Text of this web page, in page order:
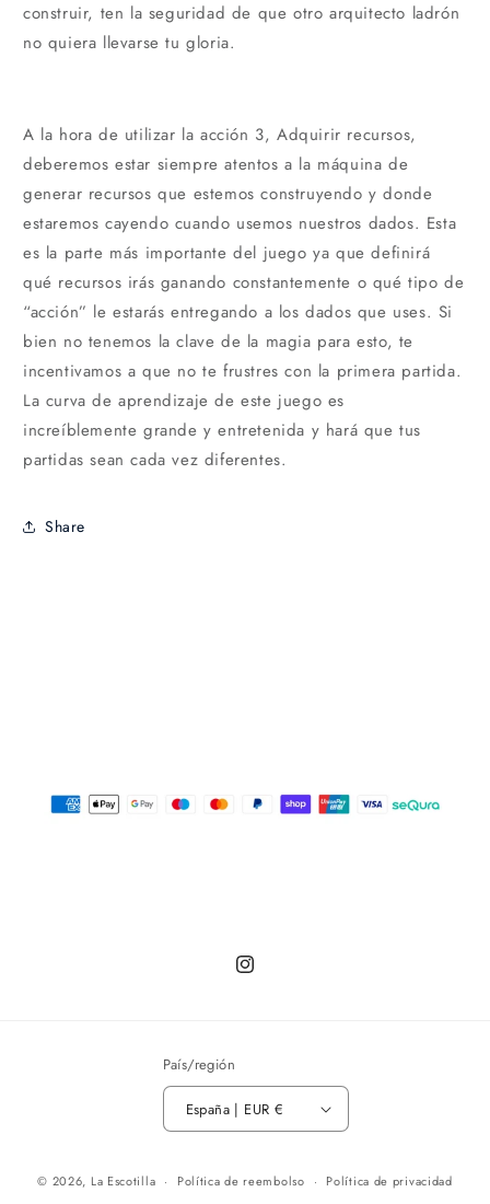
construir, ten la seguridad de que otro arquitecto ladrón
no quiera llevarse tu gloria.
A la hora de utilizar la acción 3, Adquirir recursos,
deberemos estar siempre atentos a la máquina de
generar recursos que estemos construyendo y donde
estaremos cayendo cuando usemos nuestros dados. Esta
es la parte más importante del juego ya que definirá
qué recursos irás ganando constantemente o qué tipo de
“acción” le estarás entregando a los dados que uses. Si
bien no tenemos la clave de la magia para esto, te
incentivamos a que no te frustres con la primera partida.
La curva de aprendizaje de este juego es
increíblemente grande y entretenida y hará que tus
partidas sean cada vez diferentes.
Share
Instagram
País/región
España | EUR €
© 2026, La Escotilla Política de reembolso Política de privacidad